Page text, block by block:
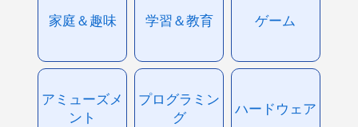
家庭＆趣味 学習＆教育 ゲーム
アミューズメ
ント
プログラミン
グ
ハードウェア